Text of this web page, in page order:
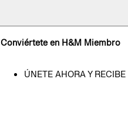
Conviértete en H&M Miembro
ÚNETE AHORA Y